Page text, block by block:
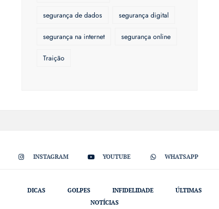
segurança de dados segurança digital
segurança na internet segurança online
Traição
INSTAGRAM YOUTUBE WHATSAPP
DICAS GOLPES INFIDELIDADE
ÚLTIMAS
NOTÍCIAS